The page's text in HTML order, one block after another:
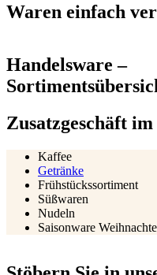
Waren einfach
Handelsware –
Zusatzgeschäft
Kaffee
Getränke
Frühstückssortiment
Süßwaren
Nudeln
Saisonware